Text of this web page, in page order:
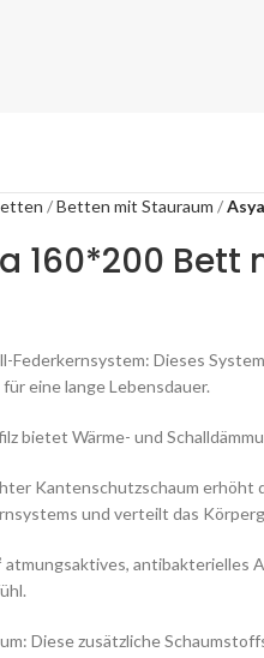
Betten mit Stauraum
160*200 Bett
Federkernsystem: Dieses
eine lange Lebensdauer.
bietet Wärme- und
Kantenschutzschaum erhöht
und verteilt das
atmungsaktives,
Diese zusätzliche